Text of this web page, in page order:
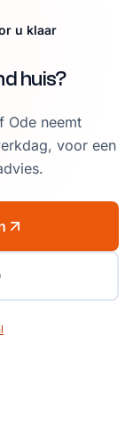
u klaar
huis?
Ode neemt
voor een